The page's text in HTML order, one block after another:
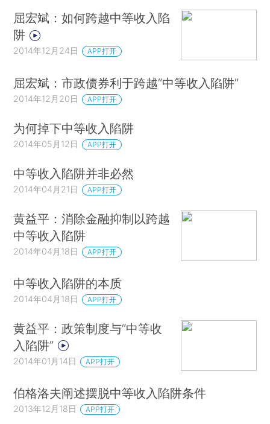
屈宏斌：如何跨越中等收入陷
阱
2014年12月24日 APP打开
屈宏斌：市政债券利于跨越“中等收入陷阱”
2014年12月20日 APP打开
为何掉下中等收入陷阱
2014年05月12日 APP打开
中等收入陷阱并非必然
2014年04月21日 APP打开
黄益平：消除金融抑制以跨越
中等收入陷阱
2014年04月18日 APP打开
中等收入陷阱的本质
2014年04月18日 APP打开
黄益平：政策制度与“中等收
入陷阱”
2014年01月14日 APP打开
伯格洛夫阐述摆脱中等收入陷阱条件
2013年12月18日 APP打开